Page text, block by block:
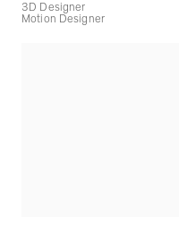
3D Designer
Motion Designer